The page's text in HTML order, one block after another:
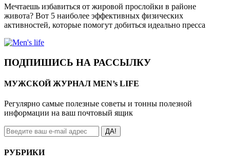
Мечтаешь избавиться от жировой прослойки в районе
живота? Вот 5 наиболее эффективных физических
активностей, которые помогут добиться идеально пресса
ПОДПИШИСЬ НА РАССЫЛКУ
МУЖСКОЙ ЖУРНАЛ MEN’s LIFE
Регулярно самые полезные советы и тонны полезной
информации на ваш почтовый ящик
ДА!
РУБРИКИ